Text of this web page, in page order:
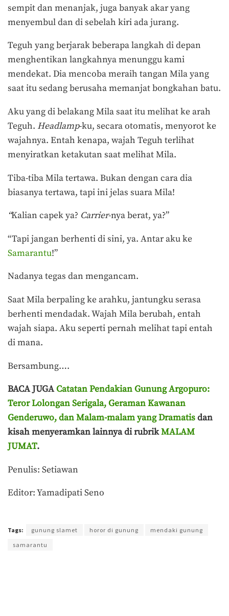
sempit dan menanjak, juga banyak akar yang
menyembul dan di sebelah kiri ada jurang.
Teguh yang berjarak beberapa langkah di depan
menghentikan langkahnya menunggu kami
mendekat. Dia mencoba meraih tangan Mila yang
saat itu sedang berusaha memanjat bongkahan batu.
Aku yang di belakang Mila saat itu melihat ke arah
Teguh. Headlamp-ku, secara otomatis, menyorot ke
wajahnya. Entah kenapa, wajah Teguh terlihat
menyiratkan ketakutan saat melihat Mila.
Tiba-tiba Mila tertawa. Bukan dengan cara dia
biasanya tertawa, tapi ini jelas suara Mila!
“Kalian capek ya? Carrier-nya berat, ya?”
“Tapi jangan berhenti di sini, ya. Antar aku ke
Samarantu!”
Nadanya tegas dan mengancam.
Saat Mila berpaling ke arahku, jantungku serasa
berhenti mendadak. Wajah Mila berubah, entah
wajah siapa. Aku seperti pernah melihat tapi entah
di mana.
Bersambung….
BACA JUGACatatan Pendakian Gunung Argopuro:
Teror Lolongan Serigala, Geraman Kawanan
Genderuwo, dan Malam-malam yang Dramatisdan
kisah menyeramkan lainnya di rubrikMALAM
JUMAT.
Penulis: Setiawan
Editor: Yamadipati Seno
Tags: gunung slamet horor di gunung
mendaki gunung
samarantu